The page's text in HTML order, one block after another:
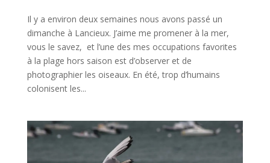
Il y a environ deux semaines nous avons passé un
dimanche à Lancieux. J’aime me promener à la mer,
vous le savez, et l’une des mes occupations favorites
à la plage hors saison est d’observer et de
photographier les oiseaux. En été, trop d’humains
colonisent les...